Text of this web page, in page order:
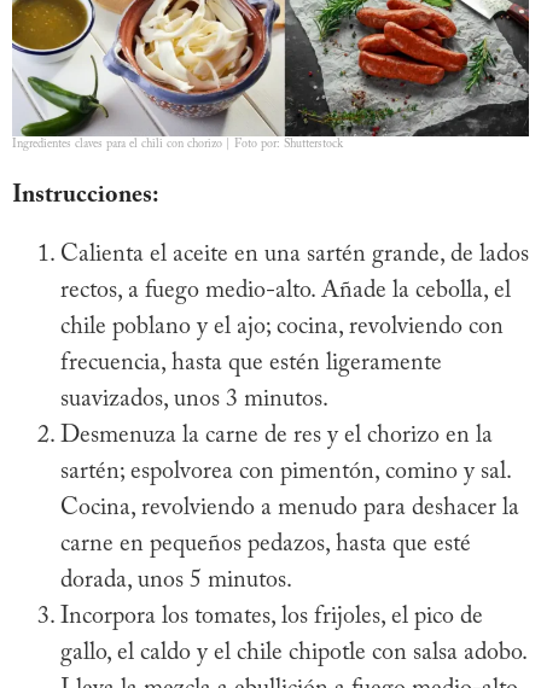
Ingredientes claves para el chili con chorizo | Foto por: Shutterstock
Instrucciones:
Calienta el aceite en una sartén grande, de lados
rectos, a fuego medio-alto. Añade la cebolla, el
chile poblano y el ajo; cocina, revolviendo con
frecuencia, hasta que estén ligeramente
suavizados, unos 3 minutos.
Desmenuza la carne de res y el chorizo en la
sartén; espolvorea con pimentón, comino y sal.
Cocina, revolviendo a menudo para deshacer la
carne en pequeños pedazos, hasta que esté
dorada, unos 5 minutos.
Incorpora los tomates, los frijoles, el pico de
gallo, el caldo y el chile chipotle con salsa adobo.